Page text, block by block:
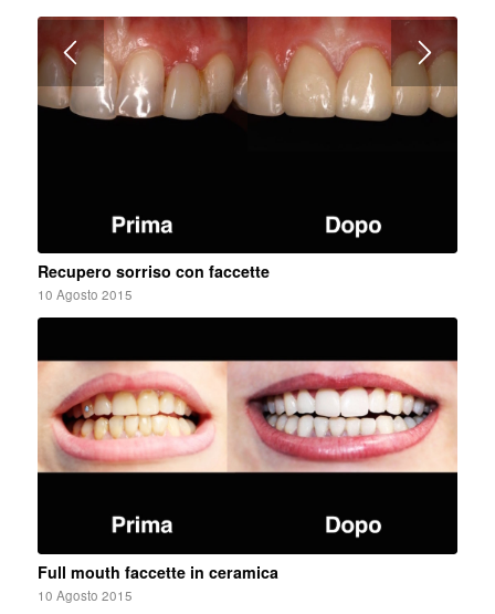
Recupero sorriso con faccette
10 Agosto 2015
Full mouth faccette in ceramica
10 Agosto 2015